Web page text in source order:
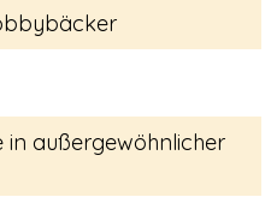
in außergewöhnlicher